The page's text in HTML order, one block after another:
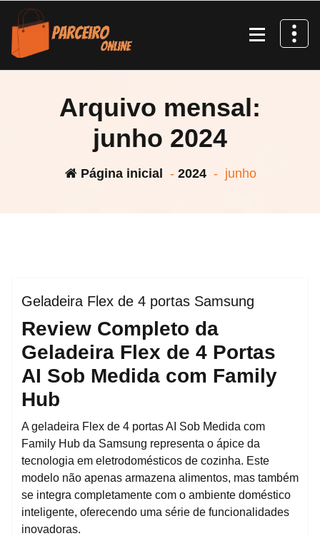
Arquivo mensal:
junho 2024
Página inicial - 2024- junho
Blog
Geladeira Flex de 4 portas Samsung
Review Completo da
Geladeira Flex de 4 Portas
AI Sob Medida com Family
Hub
A geladeira Flex de 4 portas AI Sob Medida com
Family Hub da Samsung representa o ápice da
tecnologia em eletrodomésticos de cozinha. Este
modelo não apenas armazena alimentos, mas também
se integra completamente com o ambiente doméstico
inteligente, oferecendo uma série de funcionalidades
inovadoras.